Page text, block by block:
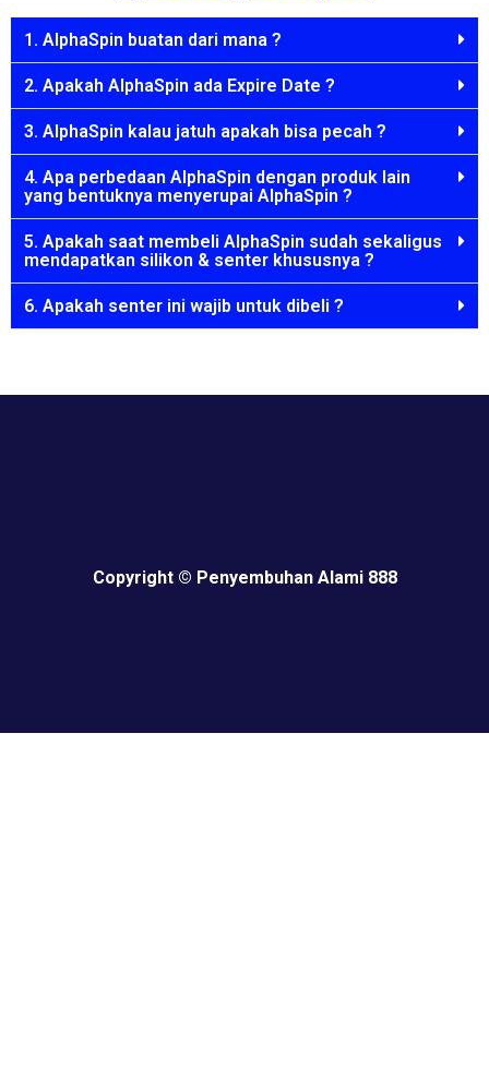
1. AlphaSpin buatan dari mana ?
2. Apakah AlphaSpin ada Expire Date ?
3. AlphaSpin kalau jatuh apakah bisa pecah ?
4. Apa perbedaan AlphaSpin dengan produk lain
yang bentuknya menyerupai AlphaSpin ?
5. Apakah saat membeli AlphaSpin sudah sekaligus
mendapatkan silikon & senter khususnya ?
6. Apakah senter ini wajib untuk dibeli ?
Copyright © Penyembuhan Alami 888